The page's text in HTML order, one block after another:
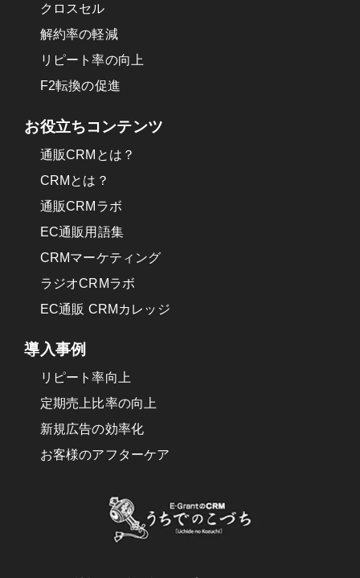
クロスセル
解約率の軽減
リピート率の向上
F2転換の促進
お役立ちコンテンツ
通販CRMとは？
CRMとは？
通販CRMラボ
EC通販用語集
CRMマーケティング
ラジオCRMラボ
EC通販 CRMカレッジ
導入事例
リピート率向上
定期売上比率の向上
新規広告の効率化
お客様のアフターケア